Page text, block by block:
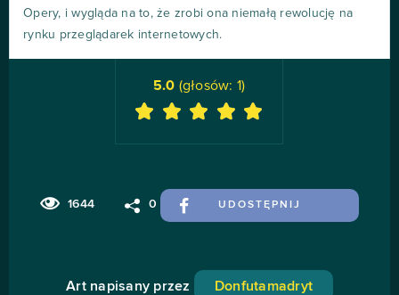
Opery, i wygląda na to, że zrobi ona niemałą rewolucję na
rynku przeglądarek internetowych.
1644 0 UDOSTĘPNIJ
5.0 (głosów: 1)
Art napisany przez Donfutamadryt